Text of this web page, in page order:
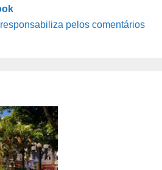
pelos comentários